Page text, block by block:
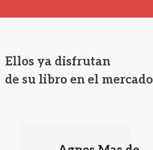
Ellos ya disfrutan
de su libro en el mercado